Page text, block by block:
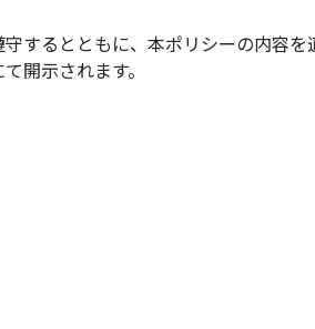
するとともに、本ポリシーの内容を
開示されます。